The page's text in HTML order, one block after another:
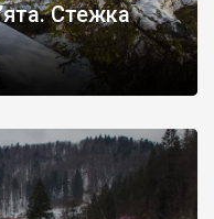
Стежка